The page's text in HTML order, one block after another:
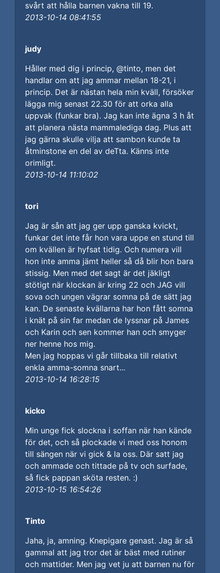
svårt att hålla barnen vakna till 19.
2013-10-14 08:41:55
judy
Håller med dig i princip, @tinto, men det
handlar om att jag ammar mellan 18-21, i
princip. Det är nästan hela min kväll, försöker
lägga mig senast 22.30 för att orka alla
uppvak (funkar bra). Jag kan inte ägna 3 h åt
att planera nästa mammalediga dag. Plus att
jag gärna skulle vilja att sambon kunde ta
åtminstone en del av deTta. Känns inte
orimligt.
2013-10-14 11:10:02
tori
Jag är sån att jag ger upp ganska kvickt,
funkar det inte får hon vara uppe en stund till
om kvällen är hyfsat tidig. Och numera vill
hon inte amma jämt heller så då blir hon bara
stissig. Men med det sagt är det jäkligt
stötigt när klockan är kring 22 och JAG vill
sova och ungen vägrar somna på de sätt jag
kan. De senaste kvällarna har hon fått somna
i knät på sin far medan de lyssnar på James
och Karin och sen kommer han och smyger
ner henne hos mig.
Men jag hoppas vi går tillbaka till relativt
enkla amma-somna snart...
2013-10-14 16:28:15
kicko
Min unge fick slockna i soffan när han kände
för det, och så plockade vi med oss honom
till sängen när vi gick & la oss. Där satt jag
och ammade och tittade på tv och surfade,
så fick pappan sköta resten. :)
2013-10-15 16:54:26
Tinto
Jaha, ja, amning. Knepigare genast. Jag är så
gammal att jag tror det är bäst med rutiner
och mattider. Men jag vet ju att barnen nu för